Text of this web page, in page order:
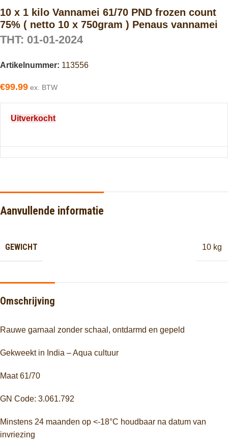
10 x 1 kilo Vannamei 61/70 PND frozen count
75% ( netto 10 x 750gram ) Penaus vannamei
THT: 01-01-2024
Artikelnummer: 113556
€99.99 ex. BTW
Uitverkocht
Aanvullende informatie
GEWICHT 10 kg
Omschrijving
Rauwe garnaal zonder schaal, ontdarmd en gepeld
Gekweekt in India – Aqua cultuur
Maat 61/70
GN Code: 3.061.792
Minstens 24 maanden op <-18°C houdbaar na datum van
invriezing